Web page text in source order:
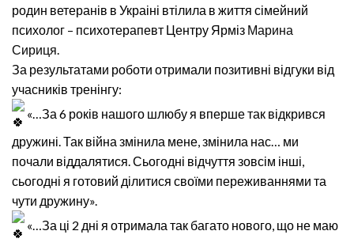
родин ветеранів в Украіні втілила в життя сімейний
психолог – психотерапевт Центру Ярміз Марина
Сириця.
За результатами роботи отримали позитивні відгуки від
учасників тренінгу:
«…За 6 років нашого шлюбу я вперше так відкрився
дружині. Так війна змінила мене, змінила нас… ми
почали віддалятися. Сьогодні відчуття зовсім інші,
сьогодні я готовий ділитися своїми переживаннями та
чути дружину».
«…За ці 2 дні я отримала так багато нового, що не маю